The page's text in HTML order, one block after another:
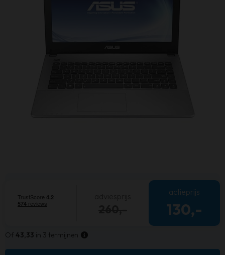
actieprijs
130,-
Of 43,33 in 3 termijnen